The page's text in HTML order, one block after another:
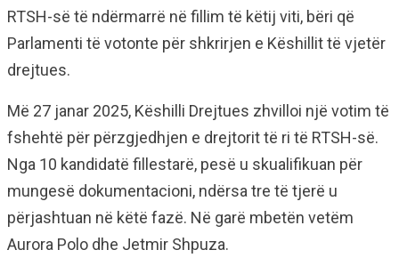
RTSH-së të ndërmarrë në fillim të këtij viti, bëri që
Parlamenti të votonte për shkrirjen e Këshillit të vjetër
drejtues.
Më 27 janar 2025, Këshilli Drejtues zhvilloi një votim të
fshehtë për përzgjedhjen e drejtorit të ri të RTSH-së.
Nga 10 kandidatë fillestarë, pesë u skualifikuan për
mungesë dokumentacioni, ndërsa tre të tjerë u
përjashtuan në këtë fazë. Në garë mbetën vetëm
Aurora Polo dhe Jetmir Shpuza.​